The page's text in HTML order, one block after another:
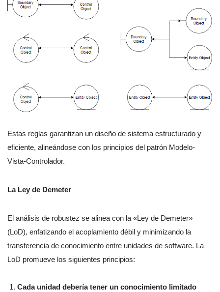
Estas reglas garantizan un diseño de sistema estructurado y
eficiente, alineándose con los principios del patrón Modelo-
Vista-Controlador.
La Ley de Demeter
El análisis de robustez se alinea con la «Ley de Demeter»
(LoD), enfatizando el acoplamiento débil y minimizando la
transferencia de conocimiento entre unidades de software. La
LoD promueve los siguientes principios:
Cada unidad debería tener un conocimiento limitado